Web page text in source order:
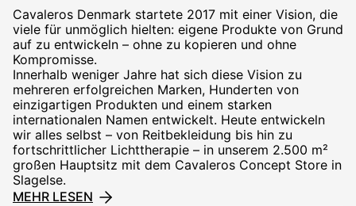
Cavaleros Denmark startete 2017 mit einer Vision, die
viele für unmöglich hielten: eigene Produkte von Grund
auf zu entwickeln – ohne zu kopieren und ohne
Kompromisse.
Innerhalb weniger Jahre hat sich diese Vision zu
mehreren erfolgreichen Marken, Hunderten von
einzigartigen Produkten und einem starken
internationalen Namen entwickelt. Heute entwickeln
wir alles selbst – von Reitbekleidung bis hin zu
fortschrittlicher Lichttherapie – in unserem 2.500 m²
großen Hauptsitz mit dem Cavaleros Concept Store in
Slagelse.
MEHR LESEN